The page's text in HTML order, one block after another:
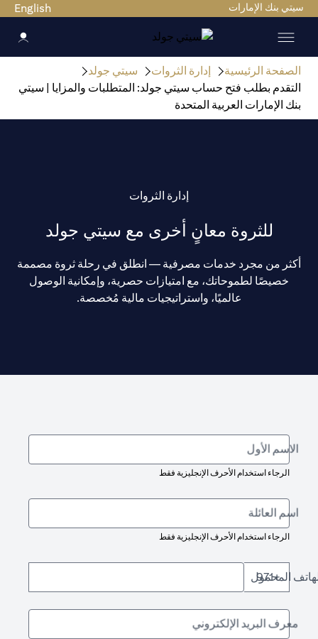
سيتي بنك الإمارات English
الصفحة الرئيسية إدارة الثروات
سيتي جولد
التقدم بطلب فتح حساب سيتي جولد: المتطلبات والمزايا | سيتي
بنك الإمارات العربية المتحدة
إدارة الثروات
للثروة معانٍ أخرى مع سيتي جولد
أكثر من مجرد خدمات مصرفية — انطلق في رحلة ثروة مصممة
خصيصًا لطموحاتك، مع امتيازات حصرية، وإمكانية الوصول
عالميًا، واستراتيجيات مالية مُخصصة.
الرجاء استخدام الأحرف الإنجليزية فقط
الاسم الأول
الرجاء استخدام الأحرف الإنجليزية فقط
اسم العائلة
+971
المحمول
معرف البريد الإلكتروني